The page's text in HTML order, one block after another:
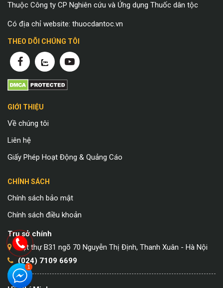
Thuộc Công ty CP Nghiên cứu và Ứng dụng Thuốc dân tộc
Có địa chỉ website: thuocdantoc.vn
THEO DÕI CHÚNG TÔI
GIỚI THIỆU
Về chúng tôi
Liên hệ
Giấy Phép Hoạt Động & Quảng Cáo
CHÍNH SÁCH
Chính sách bảo mật
Chính sách điều khoản
Trụ sở chính
Biệt thự B31 ngõ 70 Nguyễn Thị Định, Thanh Xuân - Hà Nội
(024) 7109 6699